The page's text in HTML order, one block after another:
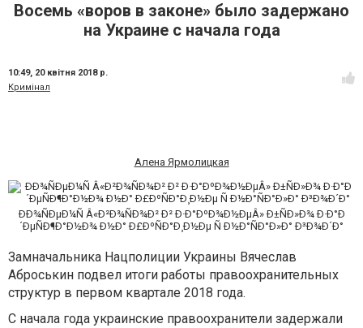
Восемь «воров в законе» было задержано
на Украине с начала года
10:49, 20 квітня 2018 р.
Кримінал
Алена Ярмолицкая
ÐÐ¾ÑÐµÐ¼Ñ Â«Ð²Ð¾ÑÐ¾Ð² Ð² Ð·Ð°ÐºÐ¾Ð½ÐµÂ» Ð±ÑÐ»Ð¾ Ð·Ð°Ð
´ÐµÑÐ¶Ð°Ð½Ð¾ Ð½Ð° Ð£ÐºÑÐ°Ð¸Ð½Ðµ Ñ Ð½Ð°ÑÐ°Ð»Ð° Ð³Ð¾Ð´Ð°
Замначальника Нацполиции Украины Вячеслав
Аброськин подвел итоги работы правоохранительных
структур в первом квартале 2018 года.
С начала года украинские правоохранители задержали